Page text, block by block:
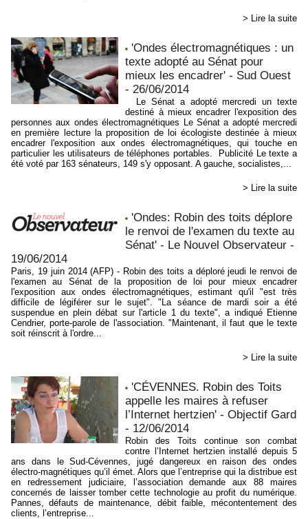
> Lire la suite
'Ondes électromagnétiques : un
texte adopté au Sénat pour
mieux les encadrer' - Sud Ouest
- 26/06/2014
Le Sénat a adopté mercredi un texte
destiné à mieux encadrer l'exposition des
personnes aux ondes électromagnétiques Le Sénat a adopté mercredi
en première lecture la proposition de loi écologiste destinée à mieux
encadrer l'exposition aux ondes électromagnétiques, qui touche en
particulier les utilisateurs de téléphones portables. Publicité Le texte a
été voté par 163 sénateurs, 149 s'y opposant. A gauche, socialistes,...
> Lire la suite
'Ondes: Robin des toits déplore
le renvoi de l'examen du texte au
Sénat' - Le Nouvel Observateur -
19/06/2014
Paris, 19 juin 2014 (AFP) - Robin des toits a déploré jeudi le renvoi de
l'examen au Sénat de la proposition de loi pour mieux encadrer
l'exposition aux ondes électromagnétiques, estimant qu'il "est très
difficile de légiférer sur le sujet". "La séance de mardi soir a été
suspendue en plein débat sur l'article 1 du texte", a indiqué Etienne
Cendrier, porte-parole de l'association. "Maintenant, il faut que le texte
soit réinscrit à l'ordre...
> Lire la suite
'CÉVENNES. Robin des Toits
appelle les maires à refuser
l’Internet hertzien' - Objectif Gard
- 12/06/2014
Robin des Toits continue son combat
contre l’Internet hertzien installé depuis 5
ans dans le Sud-Cévennes, jugé dangereux en raison des ondes
électro-magnétiques qu’il émet. Alors que l’entreprise qui la distribue est
en redressement judiciaire, l’association demande aux 88 maires
concernés de laisser tomber cette technologie au profit du numérique.
Pannes, défauts de maintenance, débit faible, mécontentement des
clients, l’entreprise...